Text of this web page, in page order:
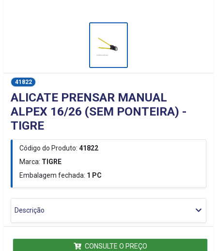
41822
ALICATE PRENSAR MANUAL
ALPEX 16/26 (SEM PONTEIRA) -
TIGRE
Código do Produto: 41822
Marca: TIGRE
Embalagem fechada: 1 PC
Descrição
CONSULTE O PREÇO